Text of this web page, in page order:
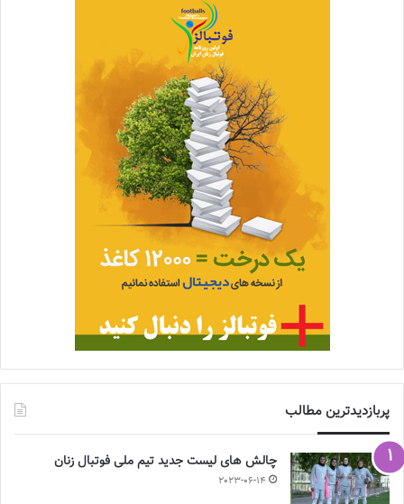
پربازدیدترین مطالب
چالش هاى ليست جدید تيم ملى فوتبال زنان
2023-06-14